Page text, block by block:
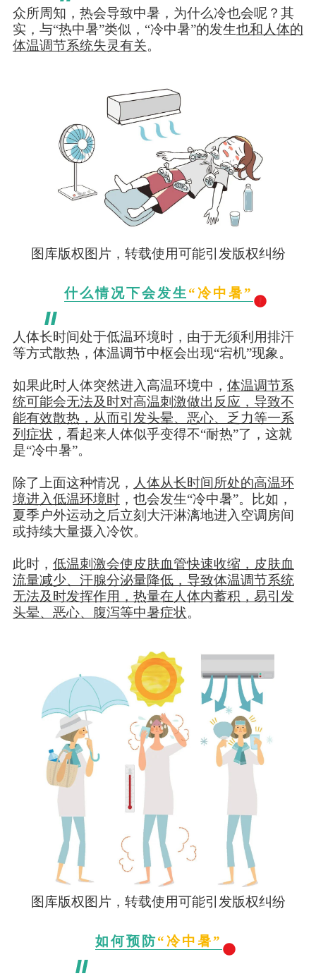
众所周知，热会导致中暑，为什么冷也会呢？其
实，与“热中暑”类似，“冷中暑”的发生也和人体的
体温调节系统失灵有关。
图库版权图片，转载使用可能引发版权纠纷
什么情况下会发生“冷中暑”
人体长时间处于低温环境时，由于无须利用排汗
等方式散热，体温调节中枢会出现“宕机”现象。
如果此时人体突然进入高温环境中， 体温调节系
统可能会无法及时对高温刺激做出反应，导致不
能有效散热，从而引发头晕、恶心、乏力等一系
列症状 ，看起来人体似乎变得不“耐热”了，这就
是“冷中暑”。
除了上面这种情况， 人体从长时间所处的高温环
境进入低温环境时，也会发生“冷中暑”。比如，
夏季户外运动之后立刻大汗淋漓地进入空调房间
或持续大量摄入冷饮。
此时， 低温刺激会使皮肤血管快速收缩，皮肤血
流量减少、汗腺分泌量降低，导致体温调节系统
无法及时发挥作用，热量在人体内蓄积，易引发
头晕、恶心、腹泻等中暑症状。
图库版权图片，转载使用可能引发版权纠纷
如何预防“冷中暑”